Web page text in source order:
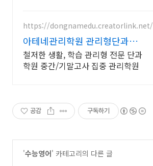
https://dongnamedu.creatorlink.net/
아테네관리학원 관리형단과학
원 학습 관리형 전문 단과 학원
철저한 생활, 학습 관리형 전문 단과
학원 중간/기말고사 집중 관리학원
공감 구독하기
'수능영어' 카테고리의 다른 글